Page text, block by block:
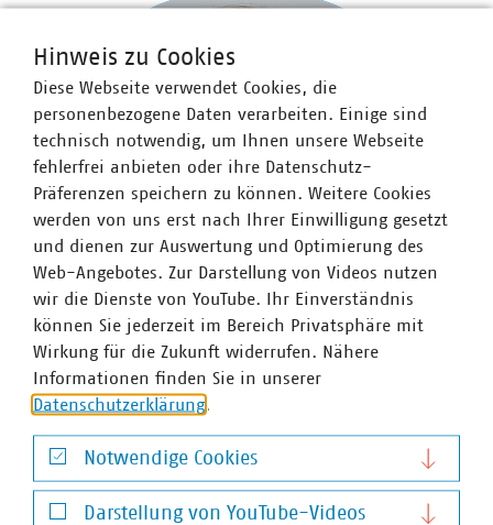
Stefan Luig
Leiter Presse und Pressesprecher mit Schwerpunkt
Hinweis zu Cookies
Diese Webseite verwendet Cookies, die
personenbezogene Daten verarbeiten. Einige sind
technisch notwendig, um Ihnen unsere Webseite
fehlerfrei anbieten oder ihre Datenschutz-
Präferenzen speichern zu können. Weitere Cookies
werden von uns erst nach Ihrer Einwilligung gesetzt
und dienen zur Auswertung und Optimierung des
Web-Angebotes. Zur Darstellung von Videos nutzen
wir die Dienste von YouTube. Ihr Einverständnis
können Sie jederzeit im Bereich Privatsphäre mit
Wirkung für die Zukunft widerrufen. Nähere
Informationen finden Sie in unserer
Datenschutzerklärung.
Notwendige Cookies
Notwendige Cookies
Darstellung von YouTube-Videos